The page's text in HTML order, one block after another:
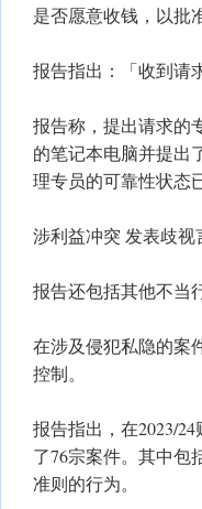
是否愿意收钱，以批
报告指出：「收到请
报告称，提出请求的
的笔记本电脑并提出
理专员的可靠性状态
涉利益冲突 发表歧视
报告还包括其他不当
在涉及侵犯私隐的案
控制。
报告指出，在2023/
了76宗案件。其中包
准则的行为。